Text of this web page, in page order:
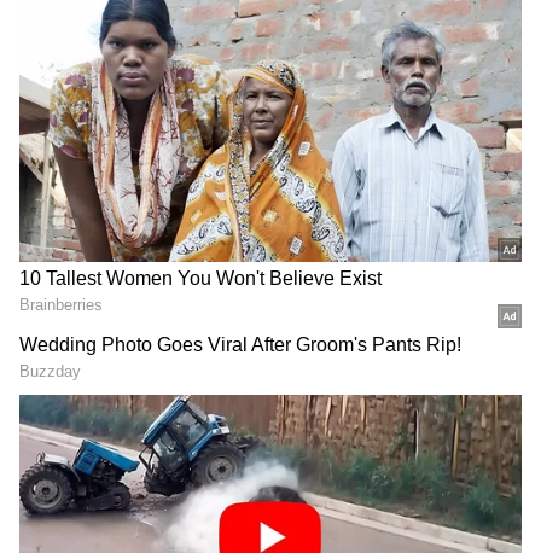
Image Credit :Gemini AI
చిన్న మొక్కల కుండీలకు నేచురల్ డిజైన్
పాత ప్లాస్టిక్ లేదా మట్టి కుండీలకు పిస్తా పెంకులు అతికిస్తే
అవి పూర్తిగా కొత్తగా కనిపిస్తాయి. పెంకులను సహజ
రంగులోనే ఉంచినా బాగుంటుంది. లేకపోతే గోల్డ్, వైట్ లేదా
బ్రౌన్ రంగులతో పెయింట్ చేస్తే మరింత స్టైలిష్‌గా మారతాయి.
సక్కులెంట్స్ లేదా చిన్న ఇండోర్ ప్లాంట్స్‌కు ఇవి బాగా
సరిపోతాయి.